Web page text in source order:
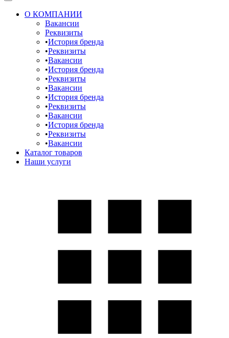
О КОМПАНИИ
Вакансии
Реквизиты
История бренда
Реквизиты
Вакансии
История бренда
Реквизиты
Вакансии
История бренда
Реквизиты
Вакансии
История бренда
Реквизиты
Вакансии
Каталог товаров
Наши услуги